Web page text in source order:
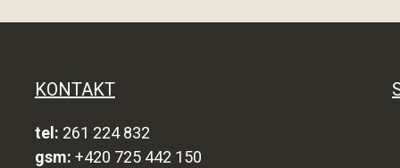
KONTAKT
tel: 261 224 832
gsm: +420 725 442 150